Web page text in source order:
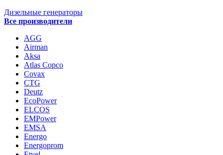
Дизельные генераторы
Все производители
AGG
Airman
Aksa
Atlas Copco
Covax
CTG
Deutz
EcoPower
ELCOS
EMPower
EMSA
Energo
Energoprom